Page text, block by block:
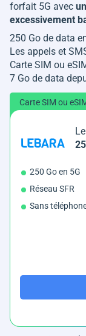
forfait 5G avec
excessivement
250 Go de data
Les appels et
Carte SIM ou
7 Go de data
Carte SIM ou
250 Go en 5G
Réseau SFR
Sans